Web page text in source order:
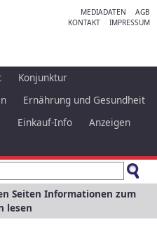
MEDIADATEN
AGB
KONTAKT
IMPRESSUM
Konjunktur
Ernährung und Gesundheit
Einkauf-Info
Anzeigen
Seiten Informationen zum
lesen